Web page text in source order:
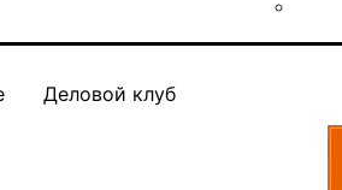
Деловой клуб